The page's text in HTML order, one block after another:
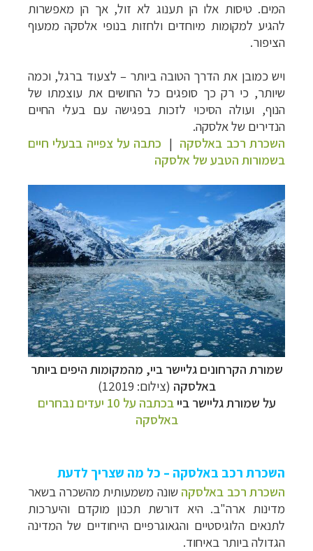
המים. טיסות אלו הן תענוג לא זול, אך הן מאפשרות
להגיע למקומות מיוחדים ולחזות בנופי אלסקה ממעוף
הציפור.
ויש כמובן את הדרך הטובה ביותר – לצעוד ברגל, וכמה
שיותר, כי רק כך סופגים כל החושים את עוצמתו של
הנוף, ועולה הסיכוי לזכות בפגישה עם בעלי החיים
הנדירים של אלסקה.
השכרת רכב באלסקה | כתבה על צפייה בבעלי חיים
בשמורות הטבע של אלסקה
שמורת הקרחונים גליישר ביי, מהמקומות היפים ביותר
באלסקה (צילום: 12019)
על שמורת גליישר ביי
בכתבה על 10 יעדים נבחרים
באלסקה
השכרת רכב באלסקה – כל מה שצריך לדעת
השכרת רכב באלסקה שונה משמעותית מהשכרה בשאר
מדינות ארה"ב. היא דורשת תכנון מוקדם והיערכות
לתנאים הלוגיסטיים והגאוגרפיים הייחודיים של המדינה
הגדולה ביותר באיחוד.